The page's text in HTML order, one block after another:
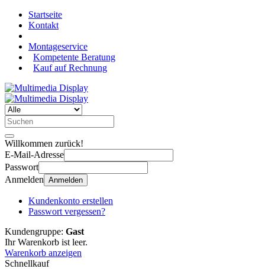
Startseite
Kontakt
Montageservice
Kompetente Beratung
Kauf auf Rechnung
Willkommen zurück!
E-Mail-Adresse
Passwort
Anmelden Anmelden
Kundenkonto erstellen
Passwort vergessen?
Kundengruppe: Gast
Ihr Warenkorb ist leer.
Warenkorb anzeigen
Schnellkauf